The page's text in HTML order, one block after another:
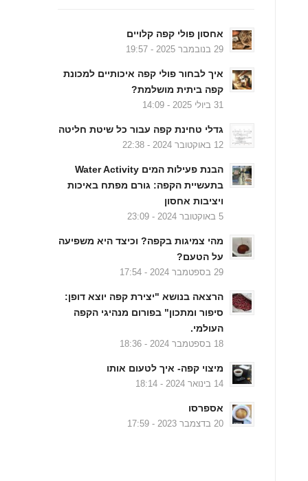
אחסון פולי קפה קלויים
29 בנובמבר 2025 - 19:57
איך לבחור פולי קפה איכותיים למכונת
קפה ביתית מושלמת?
31 ביולי 2025 - 14:09
גדלי טחינת קפה עבור כל שיטת חליטה
12 באוקטובר 2024 - 22:38
הבנת פעילות המים Water Activity
בתעשיית הקפה: גורם מפתח באיכות
ויציבות אחסון
5 באוקטובר 2024 - 23:09
מהי צמיגות בקפה? וכיצד היא משפיעה
על הטעם?
29 בספטמבר 2024 - 17:54
הרצאה בנושא "יצירת קפה יוצא דופן:
סיפור ומתכון" בפורום מנהיגי הקפה
העולמי.
18 בספטמבר 2024 - 18:36
מיצוי קפה- איך לטעום אותו
14 בינואר 2024 - 18:14
אספרסו
20 בדצמבר 2023 - 17:59